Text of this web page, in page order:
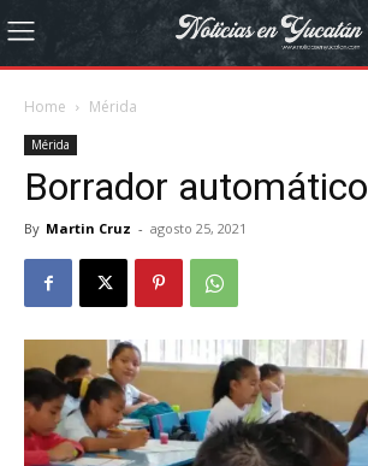
Home Mérida
Mérida
Borrador automático
By Martin Cruz - agosto 25, 2021